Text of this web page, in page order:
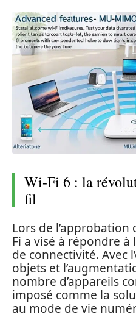
Wi-Fi 6 : la
fil
Lors de l’approbation
Fi a visé à répondre
de connectivité. Avec
objets et
nombre d’appareils
imposé comme la
au mode de vie